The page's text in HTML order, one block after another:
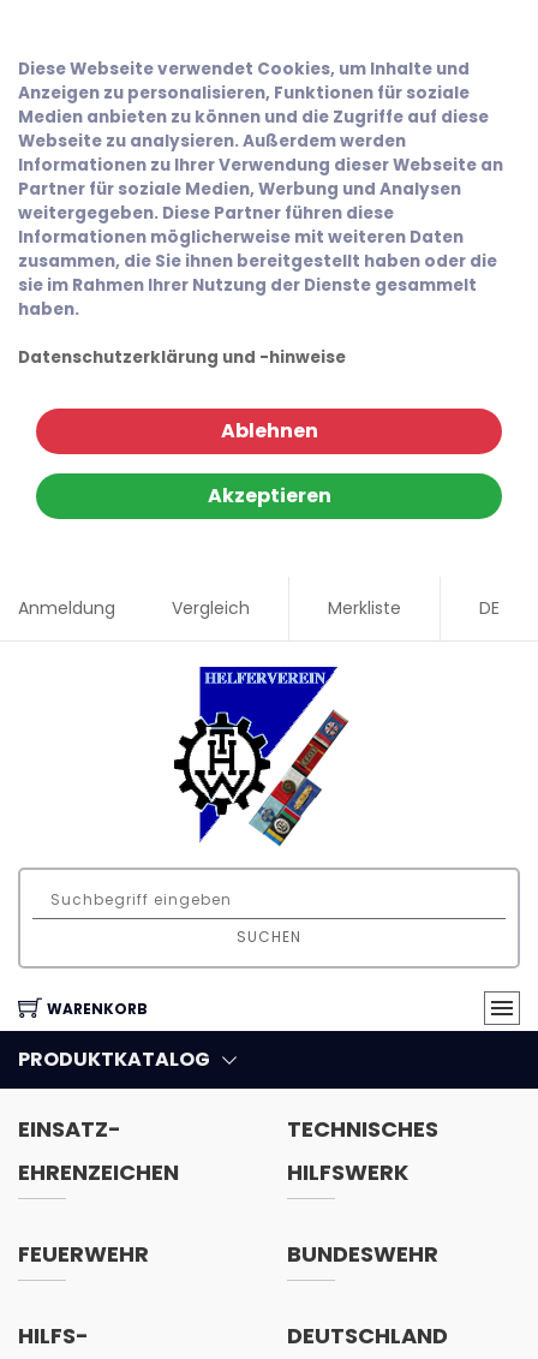
Diese Webseite verwendet Cookies, um Inhalte und
Anzeigen zu personalisieren, Funktionen für soziale
Medien anbieten zu können und die Zugriffe auf diese
Webseite zu analysieren. Außerdem werden
Informationen zu Ihrer Verwendung dieser Webseite an
Partner für soziale Medien, Werbung und Analysen
weitergegeben. Diese Partner führen diese
Informationen möglicherweise mit weiteren Daten
zusammen, die Sie ihnen bereitgestellt haben oder die
sie im Rahmen Ihrer Nutzung der Dienste gesammelt
haben.
Datenschutzerklärung und -hinweise
Ablehnen
Akzeptieren
Anmeldung Vergleich Merkliste DE
SUCHEN
WARENKORB
PRODUKTKATALOG
EINSATZ-
EHRENZEICHEN
TECHNISCHES
HILFSWERK
FEUERWEHR BUNDESWEHR
HILFS-
DEUTSCHLAND